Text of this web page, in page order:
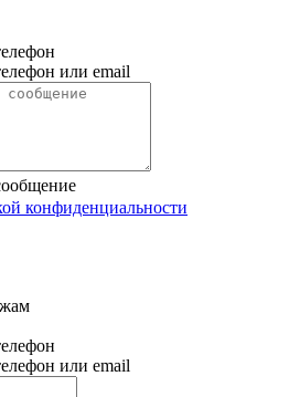
или email
конфиденциальности
или email